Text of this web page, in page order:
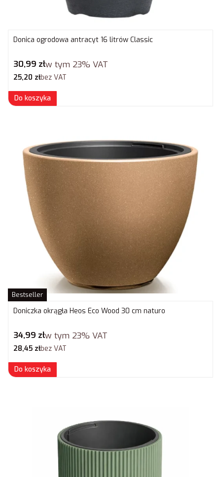
Donica ogrodowa antracyt 16 litrów Classic
Cena brutto
30,99 złw tym 23% VAT
Cena netto
25,20 złbez VAT
Do koszyka
Bestseller
Doniczka okrągła Heos Eco Wood 30 cm naturo
Cena brutto
34,99 złw tym 23% VAT
Cena netto
28,45 złbez VAT
Do koszyka